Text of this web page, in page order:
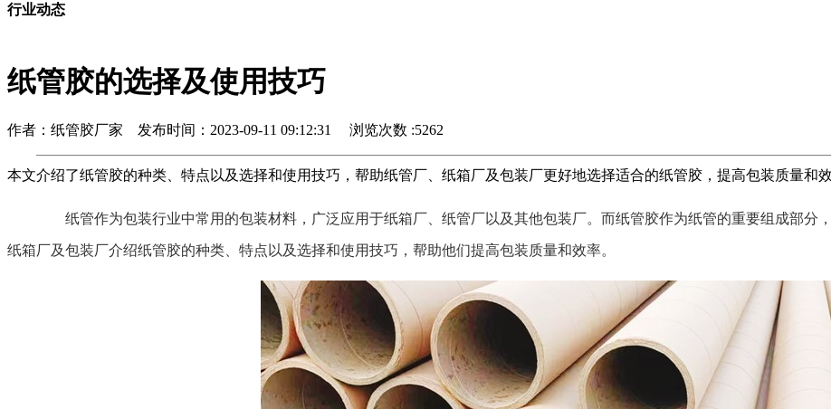
行业动态
纸管胶的选择及使用技巧
作者：纸管胶厂家 发布时间：2023-09-11 09:12:31 浏览次数 :5262
本文介绍了纸管胶的种类、特点以及选择和使用技巧，帮助纸管厂、纸箱厂及包装厂更好地选择适合的纸管胶，提高包装质量和效
纸管作为包装行业中常用的包装材料，广泛应用于纸箱厂、纸管厂以及其他包装厂。而纸管胶作为纸管的重要组成部分
纸箱厂及包装厂介绍纸管胶的种类、特点以及选择和使用技巧，帮助他们提高包装质量和效率。